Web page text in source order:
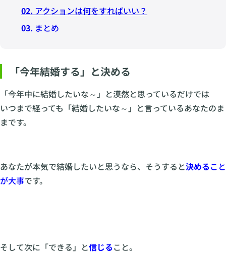
02. アクションは何をすればいい？
03. まとめ
「今年結婚する」と決める
「今年中に結婚したいな～」と漠然と思っているだけでは
いつまで経っても「結婚したいな～」と言っているあなたのま
まです。
あなたが本気で結婚したいと思うなら、そうすると決めること
が大事です。
そして次に「できる」と信じること。